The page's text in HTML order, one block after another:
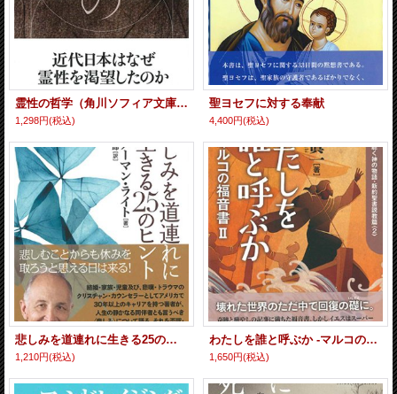
霊性の哲学（角川ソフィア文庫） ※お取り寄せ品
1,298円(税込)
聖ヨセフに対する奉献
4,400円(税込)
悲しみを道連れに生きる25のヒント ※お取り寄せ品
1,210円(税込)
わたしを誰と呼ぶか -マルコの福音書2- 焚き火を囲んで聴く神の物語・新約聖書説教篇2 ※お取り寄せ品
1,650円(税込)